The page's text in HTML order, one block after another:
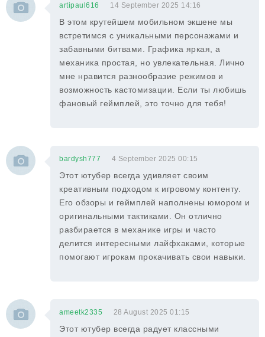
artipaul616 14 September 2025 14:16
В этом крутейшем мобильном экшене мы
встретимся с уникальными персонажами и
забавными битвами. Графика яркая, а
механика простая, но увлекательная. Лично
мне нравится разнообразие режимов и
возможность кастомизации. Если ты любишь
фановый геймплей, это точно для тебя!
bardysh777 4 September 2025 00:15
Этот ютубер всегда удивляет своим
креативным подходом к игровому контенту.
Его обзоры и геймплей наполнены юмором и
оригинальными тактиками. Он отлично
разбирается в механике игры и часто
делится интересными лайфхаками, которые
помогают игрокам прокачивать свои навыки.
ameetk2335 28 August 2025 01:15
Этот ютубер всегда радует классными